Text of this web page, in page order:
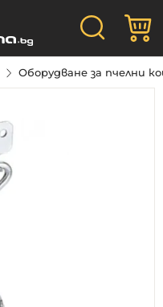
Търсене
Оборудване за пчелни